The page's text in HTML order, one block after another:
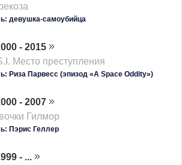
девушка-самоубийца
- 2015
Место преступления
Риза Парвесс (эпизод «A Space Oddity»)
- 2007
Гилмор
Пэрис Геллер
- ...